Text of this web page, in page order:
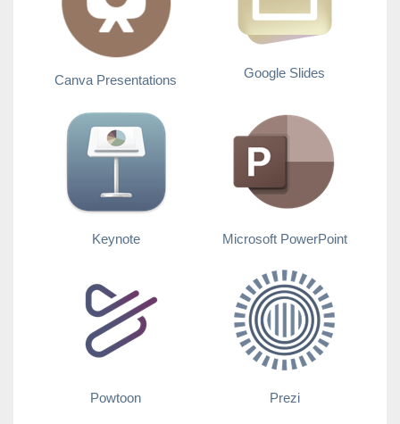
Canva Presentations Google Slides
Keynote Microsoft PowerPoint
Powtoon Prezi